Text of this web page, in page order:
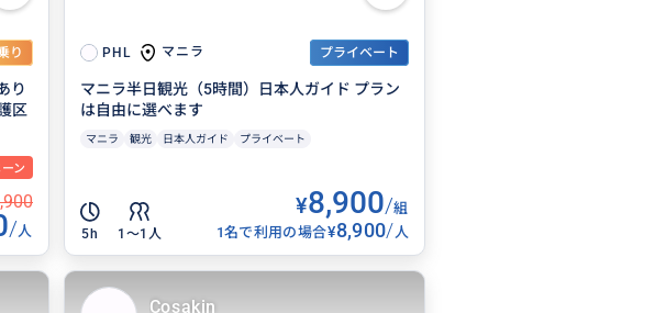
り
り
区
ン
/人
PHL マニラ プライベート
マニラ半日観光（5時間）日本人ガイド プラン
は自由に選べます
マニラ 観光 日本人ガイド プライベート
5h 1〜1人
¥8,900/組
1名で利用の場合¥8,900/ 人
Cosakin